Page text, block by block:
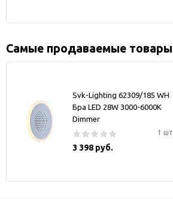
Самые продаваемые товары
Svk-Lighting 62309/185 WH
Бра LED 28W 3000-6000K
Dimmer
1 шт
3 398 руб.